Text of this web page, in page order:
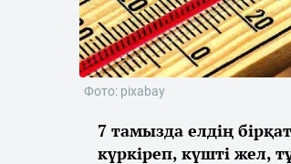
Фото: pixabay
7 тамызда елдің
күркіреп, күшті жел,